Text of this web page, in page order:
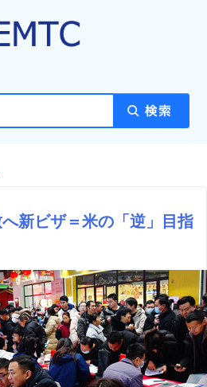
新ビザ＝米の「逆」目指